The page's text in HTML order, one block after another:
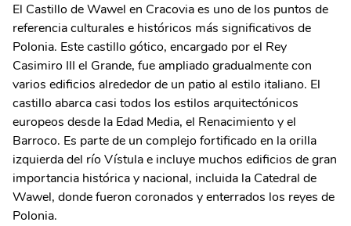
El Castillo de Wawel en Cracovia es uno de los puntos de
referencia culturales e históricos más significativos de
Polonia. Este castillo gótico, encargado por el Rey
Casimiro III el Grande, fue ampliado gradualmente con
varios edificios alrededor de un patio al estilo italiano. El
castillo abarca casi todos los estilos arquitectónicos
europeos desde la Edad Media, el Renacimiento y el
Barroco. Es parte de un complejo fortificado en la orilla
izquierda del río Vístula e incluye muchos edificios de gran
importancia histórica y nacional, incluida la Catedral de
Wawel, donde fueron coronados y enterrados los reyes de
Polonia.